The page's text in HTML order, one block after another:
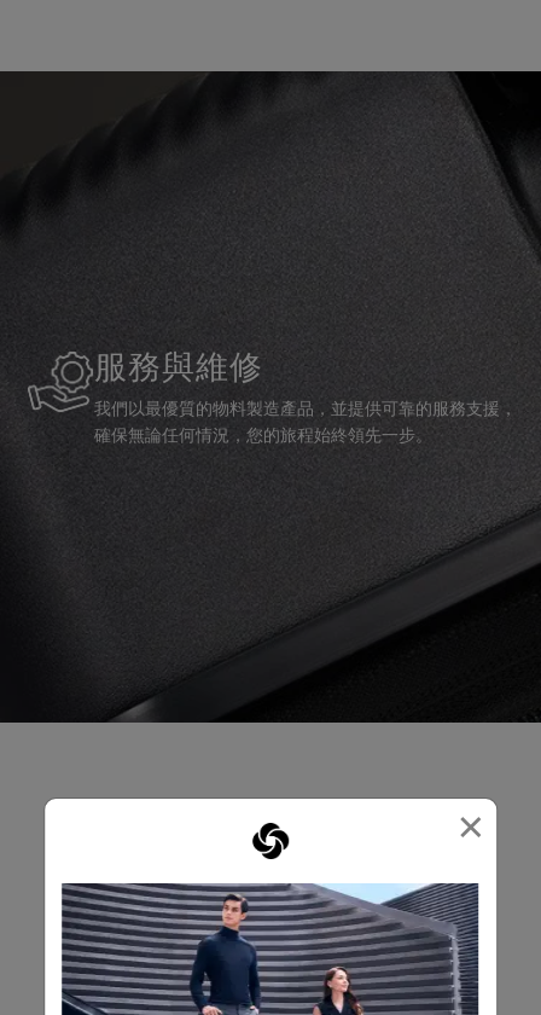
×
服務與維修
我們以最優質的物料製造產品，並提供可靠的服務支援，
確保無論任何情況，您的旅程始終領先一步。
產品評論
評論
評級快照